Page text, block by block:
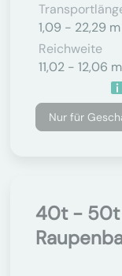
1,09 - 22,29 m
Reichweite
11,02 - 12,06 m
Nur für
40t - 50t